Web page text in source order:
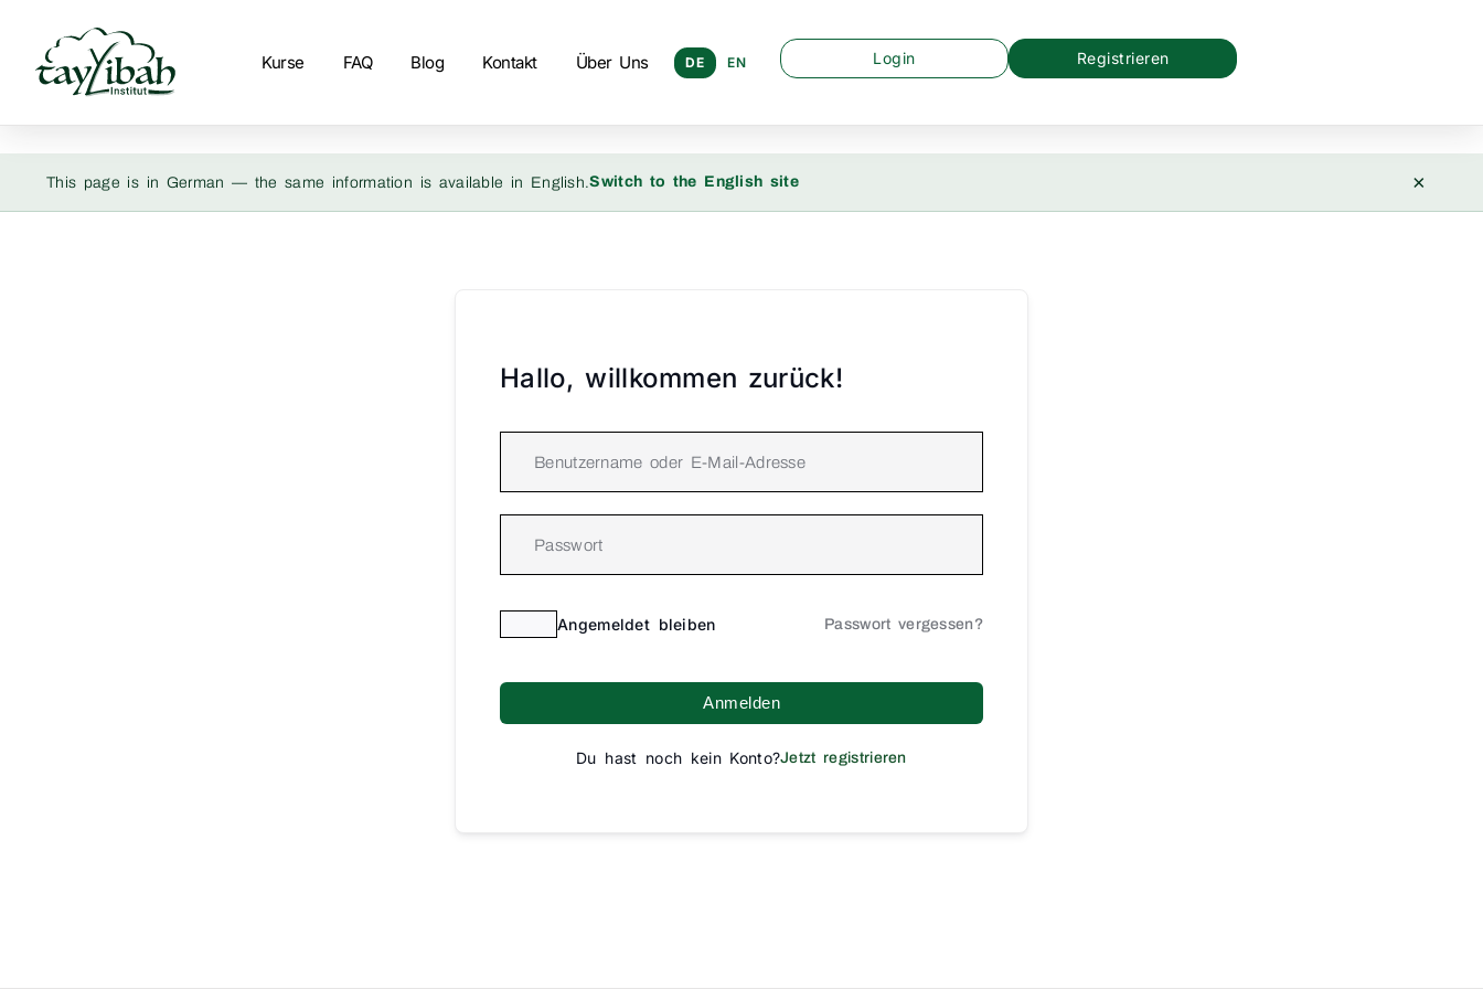
Kurse FAQ Blog Kontakt Über Uns DE EN Login Registrieren
This page is in German — the same information is available in English.Switch to the English site ×
Hallo, willkommen zurück!
Angemeldet bleiben Passwort vergessen?
Anmelden
Du hast noch kein Konto?Jetzt registrieren